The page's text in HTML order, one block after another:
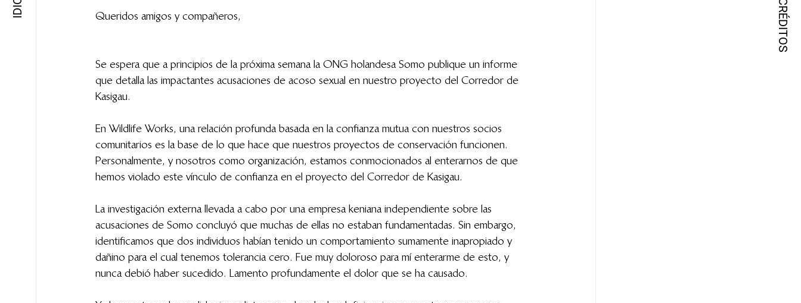
Queridos amigos y compañeros,
Se espera que a principios de la próxima semana la ONG holandesa Somo publique un informe
que detalla las impactantes acusaciones de acoso sexual en nuestro proyecto del Corredor de
Kasigau.
En Wildlife Works, una relación profunda basada en la confianza mutua con nuestros socios
comunitarios es la base de lo que hace que nuestros proyectos de conservación funcionen.
Personalmente, y nosotros como organización, estamos conmocionados al enterarnos de que
hemos violado este vínculo de confianza en el proyecto del Corredor de Kasigau.
La investigación externa llevada a cabo por una empresa keniana independiente sobre las
acusaciones de Somo concluyó que muchas de ellas no estaban fundamentadas. Sin embargo,
identificamos que dos individuos habían tenido un comportamiento sumamente inapropiado y
dañino para el cual tenemos tolerancia cero. Fue muy doloroso para mí enterarme de esto, y
nunca debió haber sucedido. Lamento profundamente el dolor que se ha causado.